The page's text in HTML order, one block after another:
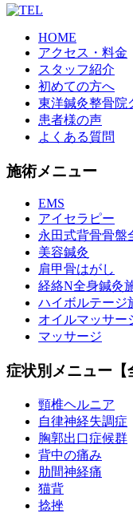
HOME
アクセス・料金
スタッフ紹介
初めての方へ
東洋鍼灸整骨院
患者様の声
よくある質問
施術メニュー
EMS
アイセラピー
永田式背骨骨盤
美容鍼灸
肩甲骨はがし
経絡N全身鍼灸
ハイボルテージ
オイルマッサー
マッサージ
症状別メニュー【
頸椎ヘルニア
自律神経失調症
胸郭出口症候群
背中の痛み
肋間神経痛
猫背
捻挫